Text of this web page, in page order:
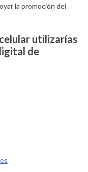
la promoción del
utilizarías
de